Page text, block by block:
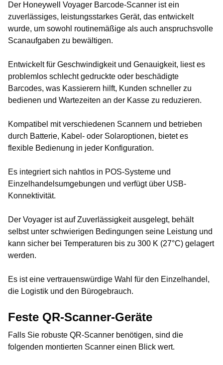
Der Honeywell Voyager Barcode-Scanner ist ein
zuverlässiges, leistungsstarkes Gerät, das entwickelt
wurde, um sowohl routinemäßige als auch anspruchsvolle
Scanaufgaben zu bewältigen.
Entwickelt für Geschwindigkeit und Genauigkeit, liest es
problemlos schlecht gedruckte oder beschädigte
Barcodes, was Kassierern hilft, Kunden schneller zu
bedienen und Wartezeiten an der Kasse zu reduzieren.
Kompatibel mit verschiedenen Scannern und betrieben
durch Batterie, Kabel- oder Solaroptionen, bietet es
flexible Bedienung in jeder Konfiguration.
Es integriert sich nahtlos in POS-Systeme und
Einzelhandelsumgebungen und verfügt über USB-
Konnektivität.
Der Voyager ist auf Zuverlässigkeit ausgelegt, behält
selbst unter schwierigen Bedingungen seine Leistung und
kann sicher bei Temperaturen bis zu 300 K (27°C) gelagert
werden.
Es ist eine vertrauenswürdige Wahl für den Einzelhandel,
die Logistik und den Bürogebrauch.
Feste QR-Scanner-Geräte
Falls Sie robuste QR-Scanner benötigen, sind die
folgenden montierten Scanner einen Blick wert.